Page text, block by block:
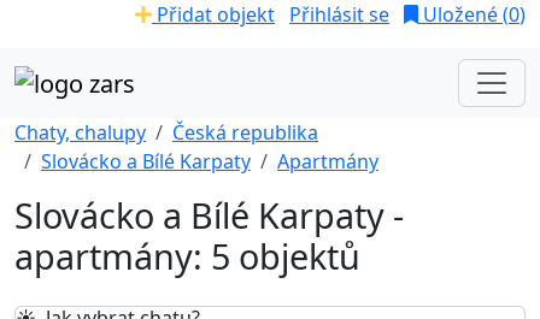
Přidat objekt Přihlásit se Uložené (0)
Chaty, chalupy
Česká republika
Slovácko a Bílé Karpaty
Apartmány
Slovácko a Bílé Karpaty -
apartmány: 5 objektů